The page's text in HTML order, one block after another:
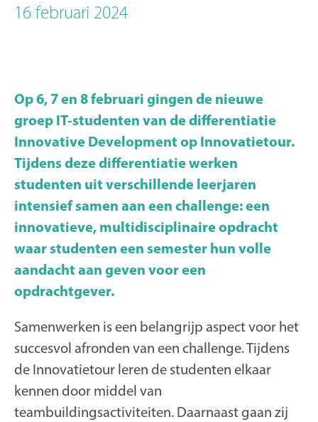
16 februari 2024
Op 6, 7 en 8 februari gingen de nieuwe
groep IT-studenten van de differentiatie
Innovative Development op Innovatietour.
Tijdens deze differentiatie werken
studenten uit verschillende leerjaren
intensief samen aan een challenge: een
innovatieve, multidisciplinaire opdracht
waar studenten een semester hun volle
aandacht aan geven voor een
opdrachtgever.
Samenwerken is een belangrijp aspect voor het
succesvol afronden van een challenge. Tijdens
de Innovatietour leren de studenten elkaar
kennen door middel van
teambuildingsactiviteiten. Daarnaast gaan zij